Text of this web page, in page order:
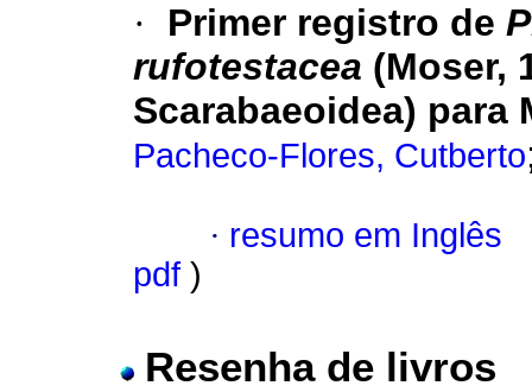
· Primer registro de
rufotestacea (Moser,
Scarabaeoidea) para
Pacheco-Flores, Cutberto
· resumo em Inglês
pdf )
Resenha de livros